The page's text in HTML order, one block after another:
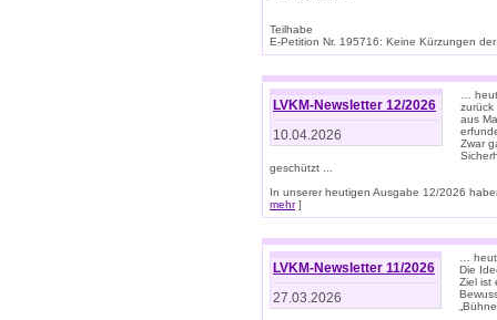
Teilhabe
E-Petition Nr. 195716: Keine Kürzungen
LVKM-Newsletter 12/2026
10.04.2026
…
zurück
aus
Zwar
geschützt ...
In unserer heutigen Ausgabe 12/2026
mehr]
LVKM-Newsletter 11/2026
27.03.2026
…
Die
Ziel ist